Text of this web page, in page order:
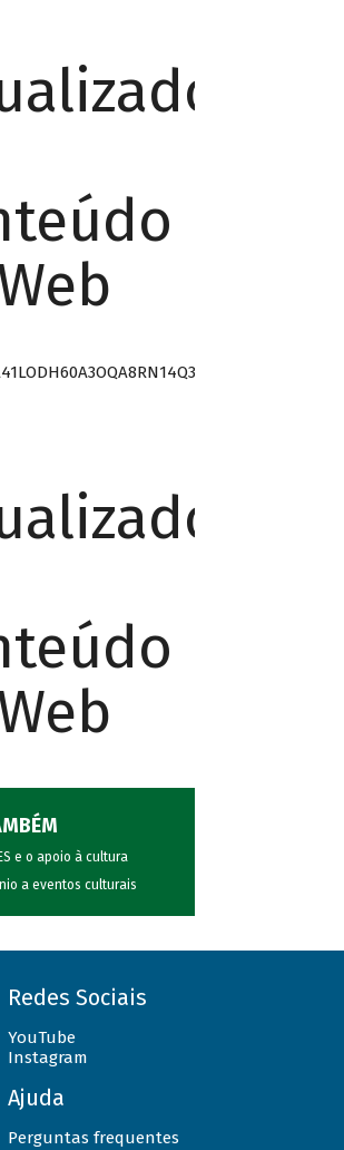
e o apoio à cultura
a eventos culturais
Redes Sociais
YouTube
Instagram
Ajuda
Perguntas frequentes